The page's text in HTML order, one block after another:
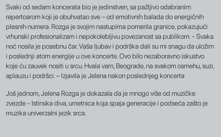
Svaki od sedam koncerata bio je jedinstven, sa pažljivo odabranim
repertoarom koji je obuhvatao sve – od emotivnih balada do energičnih
plesnih numera. Rozga je svojim nastupima pomerila granice, pokazujući
vrhunski profesionalizam i nepokolebljivu povezanost sa publikom. - Svaka
noć nosila je posebnu čar. Vaša ljubav i podrška dali su mi snagu da uložim
i poslednji atom energije u ove koncerte. Ovo bilo nezaboravno iskustvo
koje ću zauvek nositi u srcu. Hvala vam, Beograde, na svakom osmehu, suzi,
aplauzu i podršci. – Izjavila je Jelena nakon poslednjeg koncerta
Još jednom, Jelena Rozga je dokazala da je mnogo više od muzičke
zvezde - Istinska diva, umetnica koja spaja generacije i podseća zašto je
muzika univerzalni jezik srca.